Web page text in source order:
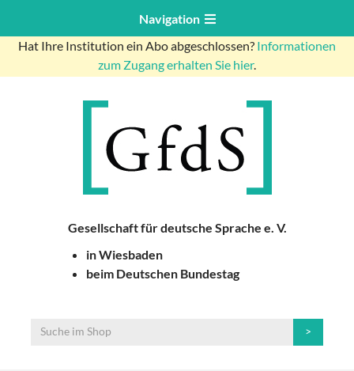
Navigation
Hat Ihre Institution ein Abo abgeschlossen? Informationen
zum Zugang erhalten Sie hier.
Gesellschaft für deutsche Sprache e. V.
in Wiesbaden
beim Deutschen Bundestag